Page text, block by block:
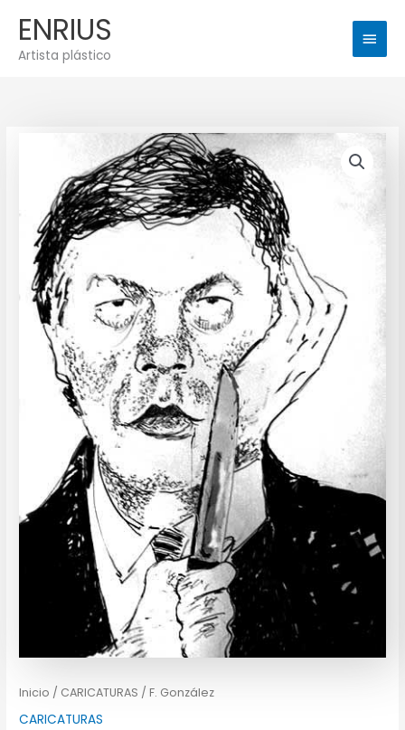
contenido
ENRIUS
Artista plástico
Inicio / CARICATURAS / F. González
CARICATURAS